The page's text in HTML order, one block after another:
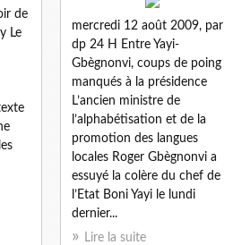
mercredi 12 août 2009, par
dp 24 H Entre Yayi-
Gbègnonvi, coups de poing
manqués à la présidence
L’ancien ministre de
l’alphabétisation et de la
promotion des langues
locales Roger Gbègnonvi a
essuyé la colère du chef de
l’Etat Boni Yayi le lundi
dernier...
Lire la suite
de
Le